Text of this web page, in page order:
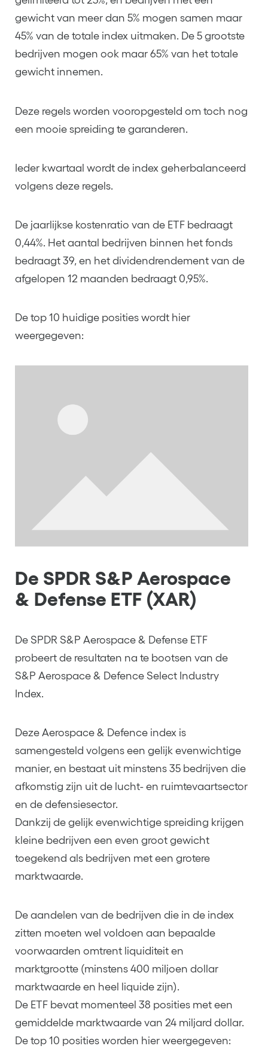
gewicht van meer dan 5% mogen samen maar
45% van de totale index uitmaken. De 5 grootste
bedrijven mogen ook maar 65% van het totale
gewicht innemen.
Deze regels worden vooropgesteld om toch nog
een mooie spreiding te garanderen.
Ieder kwartaal wordt de index geherbalanceerd
volgens deze regels.
De jaarlijkse kostenratio van de ETF bedraagt
0,44%. Het aantal bedrijven binnen het fonds
bedraagt 39, en het dividendrendement van de
afgelopen 12 maanden bedraagt 0,95%.
De top 10 huidige posities wordt hier
weergegeven:
De SPDR S&P Aerospace
& Defense ETF (XAR)
De SPDR S&P Aerospace & Defense ETF
probeert de resultaten na te bootsen van de
S&P Aerospace & Defence Select Industry
Index.
Deze Aerospace & Defence index is
samengesteld volgens een gelijk evenwichtige
manier, en bestaat uit minstens 35 bedrijven die
afkomstig zijn uit de lucht- en ruimtevaartsector
en de defensiesector.
Dankzij de gelijk evenwichtige spreiding krijgen
kleine bedrijven een even groot gewicht
toegekend als bedrijven met een grotere
marktwaarde.
De aandelen van de bedrijven die in de index
zitten moeten wel voldoen aan bepaalde
voorwaarden omtrent liquiditeit en
marktgrootte (minstens 400 miljoen dollar
marktwaarde en heel liquide zijn).
De ETF bevat momenteel 38 posities met een
gemiddelde marktwaarde van 24 miljard dollar.
De top 10 posities worden hier weergegeven: